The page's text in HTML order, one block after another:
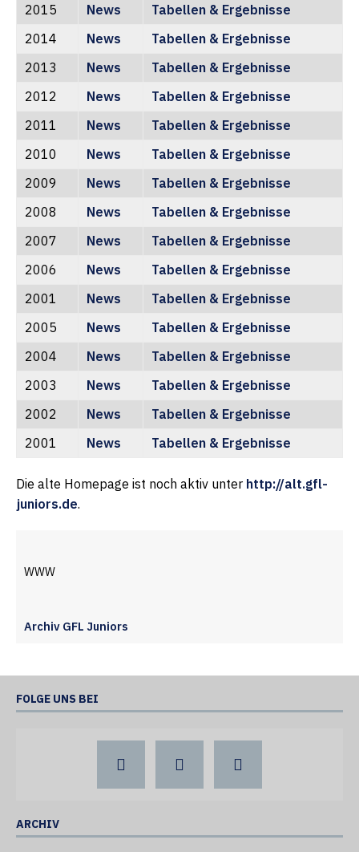
2015
News
Tabellen & Ergebnisse
2014
News
Tabellen & Ergebnisse
2013
News
Tabellen & Ergebnisse
2012
News
Tabellen & Ergebnisse
2011
News
Tabellen & Ergebnisse
2010
News
Tabellen & Ergebnisse
2009
News
Tabellen & Ergebnisse
2008
News
Tabellen & Ergebnisse
2007
News
Tabellen & Ergebnisse
2006
News
Tabellen & Ergebnisse
2001
News
Tabellen & Ergebnisse
2005
News
Tabellen & Ergebnisse
2004
News
Tabellen & Ergebnisse
2003
News
Tabellen & Ergebnisse
2002
News
Tabellen & Ergebnisse
2001
News Tabellen & Ergebnisse
Die alte Homepage ist noch aktiv unter http://alt.gfl-
juniors.de.
WWW
Archiv GFL Juniors
FOLGE UNS BEI
ARCHIV